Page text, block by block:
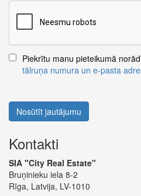
Piekrītu manu pieteikumā
tālruņa numura un e-pasta
Nosūtīt jautājumu
Kontakti
SIA "City Real Estate"
Bruņinieku iela 8-2
Rīga, Latvija, LV-1010